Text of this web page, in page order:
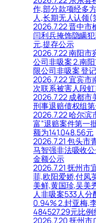
作,部分款项经多
人,长期无人认领(
2026.7.22 晋中市
闫利兵掩饰隐瞒
元,提存公示
2026.7.22 南阳市
公司非吸案 2.南
限公司非吸案 登记
2026.7.22 宜宾市
次联系被害人段
2026.7.22 成都市
刑事退赔债权组
2026.7.22 哈尔滨
富”退赔案件第一
额为141,048.56元
2026.7.21 包头市
马智强非法吸收
金额公示
2026.7.21 抚州市
菲,欧阳爱娇,付凤
美鲜,黄国珍,吴美
人非吸案533人分
0.94% 2.封亚梅,
484527.29元比例
2026.7.20 抚州市